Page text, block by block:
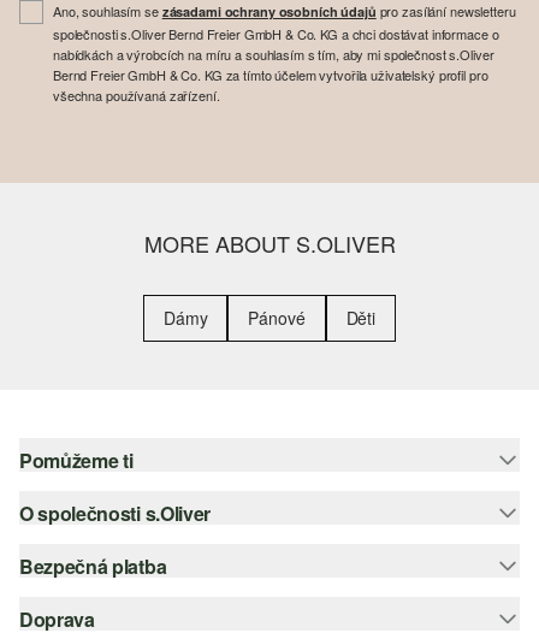
Ano, souhlasím se zásadami ochrany osobních údajů pro zasílání newsletteru
společnosti s.Oliver Bernd Freier GmbH & Co. KG a chci dostávat informace o
nabídkách a výrobcích na míru a souhlasím s tím, aby mi společnost s.Oliver
Bernd Freier GmbH & Co. KG za tímto účelem vytvořila uživatelský profil pro
všechna používaná zařízení.
MORE ABOUT S.OLIVER
Dámy Pánové Děti
Pomůžeme ti
Nápověda – často kladené otázky
Nápověda k velikostem
O společnosti s.Oliver
Newsletter
Bezpečná platba
Platební karta
Doprava